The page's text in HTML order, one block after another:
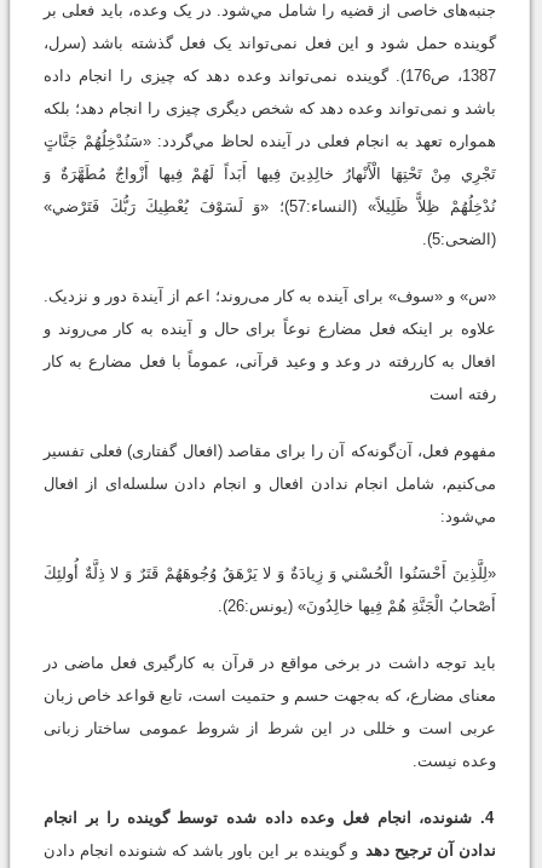
جنبه‌های خاصی از قضیه را شامل مي‌شود. در یک وعده، باید فعلی بر
گوینده حمل شود و این فعل نمی‌تواند یک فعل گذشته باشد (سرل،
1387، ص176). گوینده نمی‌تواند وعده دهد که چیزی را انجام داده
باشد و نمی‌تواند وعده دهد که شخص دیگری چیزی را انجام دهد؛ بلکه
همواره تعهد به انجام فعلی در آینده لحاظ مي‌گردد: «سَنُدْخِلُهُمْ جَنَّاتٍ
تَجْرِي مِنْ تَحْتِهَا الْأَنْهارُ خالِدِينَ فِيها أَبَداً لَهُمْ فِيها أَزْواجٌ مُطَهَّرَةٌ وَ
نُدْخِلُهُمْ ظِلاًّ ظَلِيلاً» (النساء:57)؛ «وَ لَسَوْفَ يُعْطِيكَ رَبُّكَ فَتَرْضي»‏
(الضحی:5).
«س» و «سوف» برای آینده به کار می‌روند؛ اعم از آیندة دور و نزدیک.
علاوه بر اینکه فعل مضارع نوعاً برای حال و آینده به کار می‌روند و
افعال به کاررفته در وعد و وعید قرآنی، عموماً با فعل مضارع به کار
رفته است
مفهوم فعل، آن‌گونه‌که آن را برای مقاصد (افعال گفتاری) فعلی تفسیر
می‌کنیم، شامل انجام ندادن افعال و انجام دادن سلسله‌ای از افعال
مي‌شود:
«لِلَّذِينَ أَحْسَنُوا الْحُسْني وَ زِيادَةٌ وَ لا يَرْهَقُ وُجُوهَهُمْ قَتَرٌ وَ لا ذِلَّةٌ أُولئِكَ
أَصْحابُ الْجَنَّةِ هُمْ فِيها خالِدُونَ» (یونس:26).
باید توجه داشت در برخی مواقع در قرآن به کارگیری فعل ماضی در
معنای مضارع، که به‌جهت حسم و حتمیت است، تابع قواعد خاص زبان
عربی است و خللی در این شرط از شروط عمومی ساختار زبانی
وعده نیست.
4. شنونده، انجام فعل وعده‌ داده ‌شده توسط گوینده را بر انجام
ندادن آن ترجیح دهد و گوینده بر این باور باشد که شنونده انجام دادن